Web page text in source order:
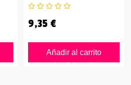
9,35 €
Añadir al carrito